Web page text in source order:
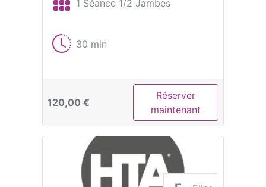
1 Séance 1/2 Jambes
30 min
120,00 €
Réserver
maintenant